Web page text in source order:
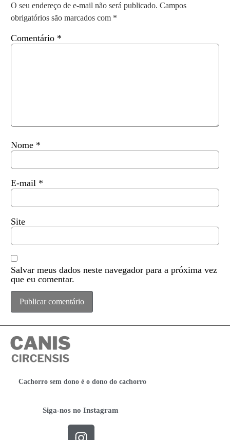
O seu endereço de e-mail não será publicado. Campos
obrigatórios são marcados com *
Comentário *
Nome *
E-mail *
Site
Salvar meus dados neste navegador para a próxima vez
que eu comentar.
Cachorro sem dono é o dono do cachorro
Siga-nos no Instagram